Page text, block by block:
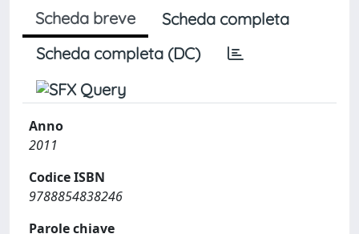
Scheda breve
Scheda completa
Scheda completa (DC)
Anno
2011
Codice ISBN
9788854838246
Parole chiave